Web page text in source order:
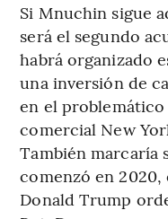
Si Mnuchin sigue
será el segundo
habrá organizado
una inversión de
en el
comercial New
También marcaría
comenzó en
Donald Trump